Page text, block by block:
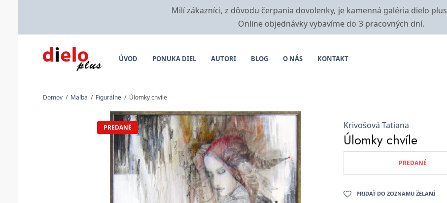
Milí zákazníci, z dôvodu čerpania dovolenky, je kamenná galéria dielo plus
Online objednávky vybavíme do 3 pracovných dní.
ÚVOD PONUKA DIEL AUTORI BLOG O NÁS KONTAKT
Domov / Maľba / Figurálne / Úlomky chvíle
PREDANÉ Krivošová Tatiana
Úlomky chvíle
PREDANÉ
PRIDAŤ DO ZOZNAMU ŽELANÍ